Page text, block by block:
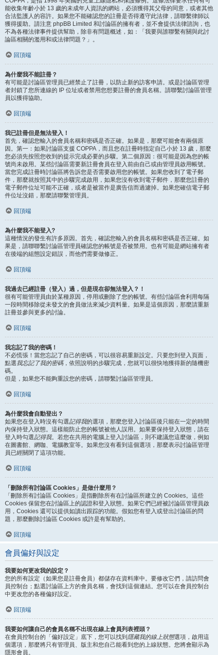
能收集年齡小於 13 歲的未成年人資訊的網站，必須獲得其父母的同意，或者其他
合法監護人的容許。如果您不能確認您的註冊是否得遵守此法律，請聯繫律師以
獲得援助。請注意 phpBB Limited 和討論區的擁有者，並不會提供法律諮詢，也
不為各種法律事件提供幫助，除非有問題概述，如：「我要與誰聯繫有關與此討
論區相關的濫用和或法律問題？」。
回頂端
為什麼我不能註冊？
有可能是討論區管理員已經禁止了註冊，以防止新的訪客申請。或是討論區管理
者封鎖了您所連線的 IP 位址或者禁用您想要註冊的會員名稱。請聯繫討論區管理
員以獲得協助。
回頂端
我已註冊但是無法登入！
首先，確認您輸入的會員名稱和密碼是否正確。如果是，那麼可能會有兩個原
因。第一：如果討論區支援 COPPA，而且您在註冊時指定自己小於 13 歲，那麼
您必須先按照您收到的提示完成必要的步驟。第二個原因：很可能是因為您的帳
號尚未啟用。某些討論區需要新註冊會員在登入前由自己或由管理員啟用帳號。
當您完成註冊時討論區將告訴您是否需要啟用您的帳號。如果您收到了電子郵
件，那麼就按照其中的步驟完成啟用，如果您沒有收到電子郵件，那麼您註冊的
電子郵件位址可能不正確，或者是被當作是廣告信而過濾掉。如果您確信電子郵
件位址沒錯，那麼請聯繫管理員。
回頂端
為什麼我不能登入?
這種情況的發生有許多原因。首先，確認您輸入的會員名稱和密碼是否正確。如
果是，請聯聯繫討論區管理員確認您的帳號是否被禁用。也有可能是網站擁有者
在後端的組態設定錯誤，而他們需要做修正。
回頂端
我過去已經註冊（登入）過，但是現在卻無法登入？！
很有可能管理員由於某種原因，停用或刪除了您的帳號。有些討論區會利用每隔
一段時間移除從未發文的會員做法來減少資料量。如果是這個原因，那麼請重新
註冊並參與更多的討論。
回頂端
我忘記了我的密碼！
不必慌張！當您忘記了自己的密碼，可以很容易重新設定。只要您到登入頁面，
點選我忘記了我的密碼，依照說明的步驟完成，您就可以很快地獲得新的隨機密
碼。
但是，如果您不能夠重設您的密碼，請聯繫討論區管理員。
回頂端
為什麼我會自動登出？
如果您在登入時沒有勾選記得我的選項，那麼您登入討論區後只能在一定的時間
內保持登入狀態。這樣能防止您的帳號被他人誤用。如果要保持登入狀態，請在
登入時勾選記得我。若您在共用的電腦上登入討論區，則不建議您這麼做，例如
在圖書館、網咖、電腦教室等。如果您沒有看到這個選項，那麼表示討論區管理
員已經關閉了這項功能。
回頂端
「刪除所有討論區 Cookies」是做什麼用？
「刪除所有討論區 Cookies」是指刪除所有在討論區所建立的 Cookies。這些
Cookies 保留您在討論區上的認證和登入狀態。如果它們已經被討論區管理員啟
用，Cookies 還可以提供如讀出跟踪的功能。假如您有登入或登出討論區的問
題，那麼刪除討論區 Cookies 或許是有幫助的。
回頂端
會員偏好與設定
我要如何更改我的設定？
您的所有設定（如果您是註冊會員）都儲存在資料庫中。要修改它們，請訪問會
員控制台；點選討論區上方的會員名稱，會找到這個連結。您可以在會員控制台
中更改您的各種偏好設定。
回頂端
我要如何讓自己的會員名稱不出現在線上會員列表裡頭？
在會員控制台的「偏好設定」底下，您可以找到 隱藏我的線上狀態選項，啟用這
個選項，那麼將只有管理員、版主和您自己能看到您的上線狀態。您將會顯示為
隱形會員。